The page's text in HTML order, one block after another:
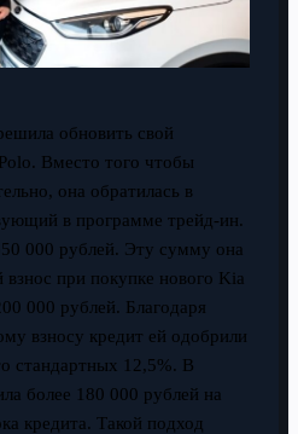
обновить свой
Вместо того чтобы
она обратилась в
в программе трейд-ин.
000 рублей. Эту сумму она
взнос при покупке нового Kia
000 рублей. Благодаря
взносу кредит ей одобрили
стандартных 12,5%. В
более 180 000 рублей на
кредита. Такой подход